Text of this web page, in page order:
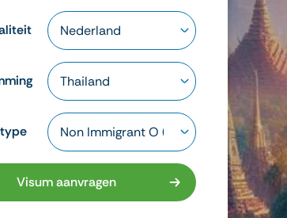
Visum aanvragen